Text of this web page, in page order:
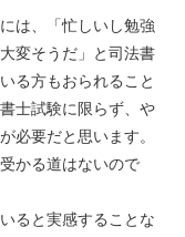
は、「忙しいし勉強
変そうだ」と司法書
る方もおられること
士試験に限らず、や
必要だと思います。
かる道はないので
ると実感することな